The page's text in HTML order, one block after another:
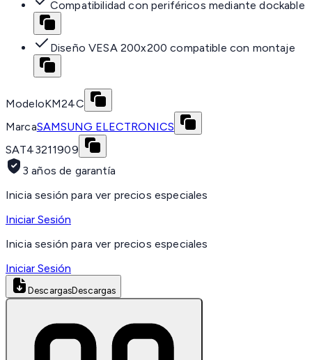
Compatibilidad con periféricos mediante dockable
Diseño VESA 200x200 compatible con montaje
ModeloKM24C
MarcaSAMSUNG ELECTRONICS
SAT43211909
3 años de garantía
Inicia sesión para ver precios especiales
Iniciar Sesión
Inicia sesión para ver precios especiales
Iniciar Sesión
DescargasDescargas